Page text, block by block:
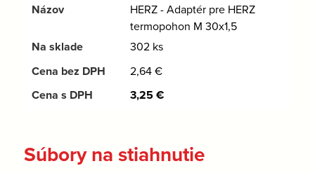
HERZ - Adaptér pre HERZ
termopohon M 30x1,5
302 ks
2,64€
3,25€
Súbory na stiahnutie